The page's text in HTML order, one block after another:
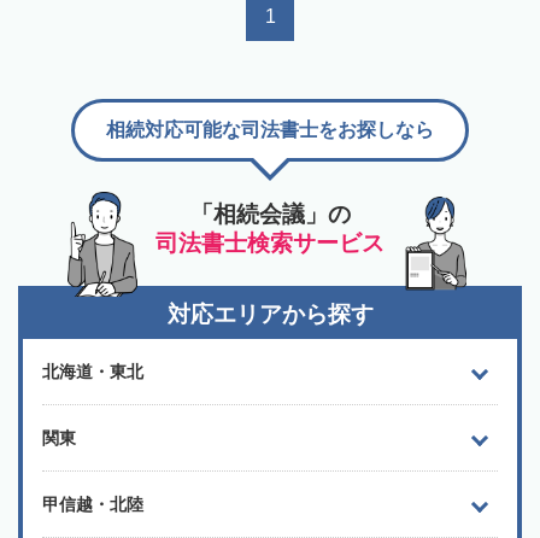
1
「相続会議」の
司法書士検索サービス
相続対応可能な司法書士をお探しなら
対応エリアから探す
北海道・東北
関東
甲信越・北陸